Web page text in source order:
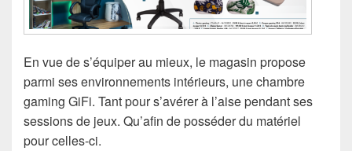
En vue de s’équiper au mieux, le magasin propose
parmi ses environnements intérieurs, une chambre
gaming GiFi. Tant pour s’avérer à l’aise pendant ses
sessions de jeux. Qu’afin de posséder du matériel
pour celles-ci.